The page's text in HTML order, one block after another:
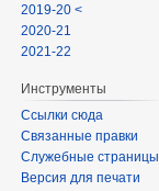
2019-20 <
2020-21
2021-22
Инструменты
Ссылки сюда
Связанные правки
Служебные страницы
Версия для печати